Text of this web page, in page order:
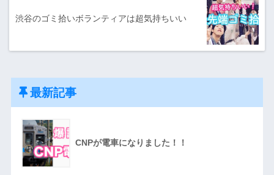
渋谷のゴミ拾いボランティアは超気持ちいい
最新記事
CNPが電車になりました！！